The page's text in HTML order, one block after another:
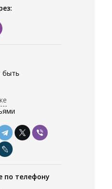
быть
по телефону